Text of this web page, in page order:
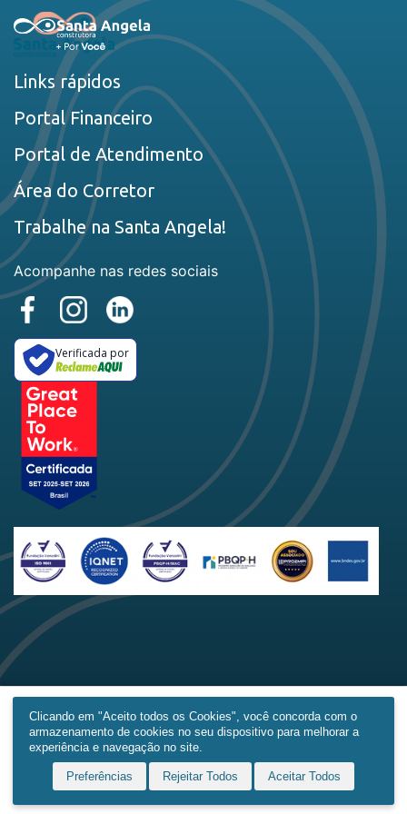
Links rápidos
Portal Financeiro
Portal de Atendimento
Área do Corretor
Trabalhe na Santa Angela!
Acompanhe nas redes sociais
Verificada por
Home Produtos Obras Contato Mais
Clicando em "Aceito todos os Cookies", você concorda com o
armazenamento de cookies no seu dispositivo para melhorar a
experiência e navegação no site.
Preferências Rejeitar Todos Aceitar Todos